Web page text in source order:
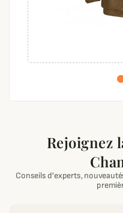
Rejoignez
Conseils d'experts,